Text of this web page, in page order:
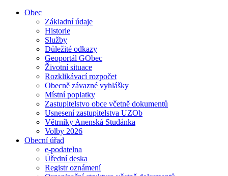
Obec
Základní údaje
Historie
Služby
Důležité odkazy
Geoportál GObec
Životní situace
Rozklikávací rozpočet
Obecně závazné vyhlášky
Místní poplatky
Zastupitelstvo obce včetně dokumentů
Usnesení zastupitelstva UZOb
Větrníky Anenská Studánka
Volby 2026
Obecní úřad
e-podatelna
Úřední deska
Registr oznámení